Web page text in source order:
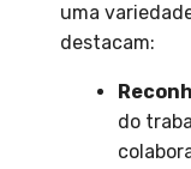
uma
destacam:
do